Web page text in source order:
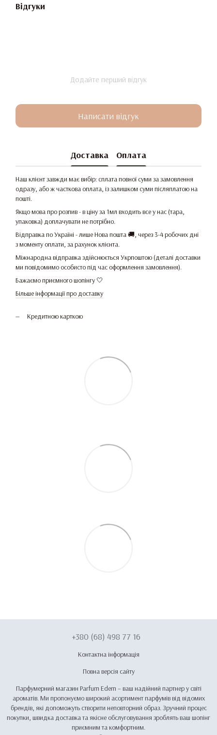
Відгуки
Додайте перший відгук
Написати відгук
Доставка Оплата
Наш клієнт завжди має вибір: сплата повної суми за замовлення
одразу, або ж часткова оплата, із залишком суми післяплатою на
пошті.
Якщо мова про розпив - в ціну за 1мл входить все у нас (тара,
упаковка) доплачувати не потрібно.
Відправка по Україні - лише Нова пошта 🚚, через 3-4 робочих дні
з моменту оплати, за рахунок клієнта.
Міжнародна відправка здійснюється Укрпоштою (деталі доставки
ми повідомимо особисто під час оформлення замовлення).
Бажаємо приємного шопінгу 🤍
Більше інформації про доставку
Кредитною карткою
+380 (68) 498 77 16
Контактна інформація
Повна версія сайту
Парфумерний магазин Parfum Edem – ваш надійний партнер у світі
ароматів. Ми пропонуємо широкий асортимент парфумів від відомих
брендів, які допоможуть створити неповторний образ. Зручний процес
покупки, швидка доставка та якісне обслуговування зроблять ваш шопінг
приємним та комфортним.